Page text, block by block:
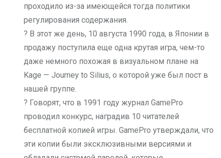
проходило из-за имеющейся тогда политики
регулирования содержания.
? В этот же день, 10 августа 1990 года, в Японии в
продажу поступила еще одна крутая игра, чем-то
даже немного похожая в визуальном плане на
Kage — Journey to Silius, о которой уже был пост в
нашей группе.
? Говорят, что в 1991 году журнал GamePro
проводил конкурс, наградив 10 читателей
бесплатной копией игры. GamePro утверждали, что
эти копии были эксклюзивными версиями и